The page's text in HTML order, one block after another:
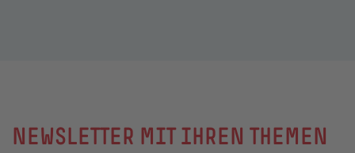
NEWSLETTER MIT IHREN THEMEN